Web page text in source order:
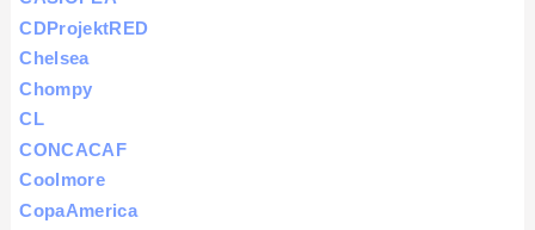
CDProjektRED
Chelsea
Chompy
CL
CONCACAF
Coolmore
CopaAmerica